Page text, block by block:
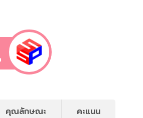
คุณลักษณะ คะแนน